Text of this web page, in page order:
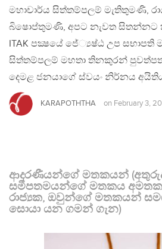
මහාචාර්ය සිත්තම්පලම් මැතිතුමණි,
බිෂොප්තුමණි, අපට නැවත සිතන්නට
ITAK පක්‍ෂයේ ජේ්‍යෂ්ඨ උප සභාපති
සිත්තම්පලම් මහතා තිනකුරන්
දෙමළ ජනයාගේ ස්වයං නිර්නය
KARAPOTHTHA on February 3,
ආදරණීයන්ගේ මතකයන්
සමීපතමයන්ගේ මතකය
රාජ්‍යක, ඔවුන්ගේ මතකයන්
සොයා යන ගමන් ගැන)